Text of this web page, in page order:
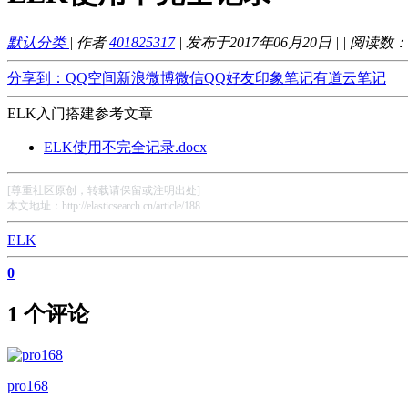
默认分类 | 作者401825317| 发布于2017年06月20日 | | 阅读数：
分享到： QQ空间新浪微博微信QQ好友印象笔记有道云笔记
ELK入门搭建参考文章
ELK使用不完全记录.docx
[尊重社区原创，转载请保留或注明出处]
本文地址：http://elasticsearch.cn/article/188
ELK
0
1 个评论
pro168